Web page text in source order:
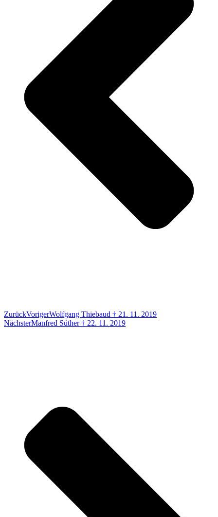
ZurückVorigerWolfgang Thiebaud † 21. 11. 2019
NächsterManfred Süther † 22. 11. 2019